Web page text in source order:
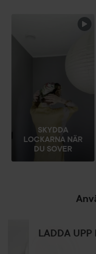
SKYDDA
LOCKARNA NÄR
DU SOVER
LADDA UPP